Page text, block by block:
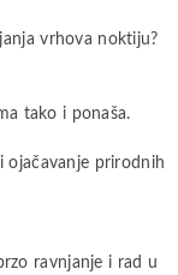
vrhova noktiju?
tako i ponaša.
ojačavanje prirodnih
ravnjanje i rad u